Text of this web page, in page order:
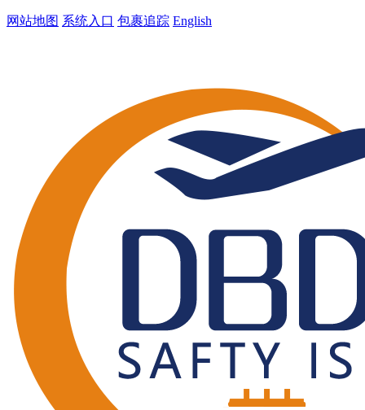
网站地图 系统入口 包裹追踪 English